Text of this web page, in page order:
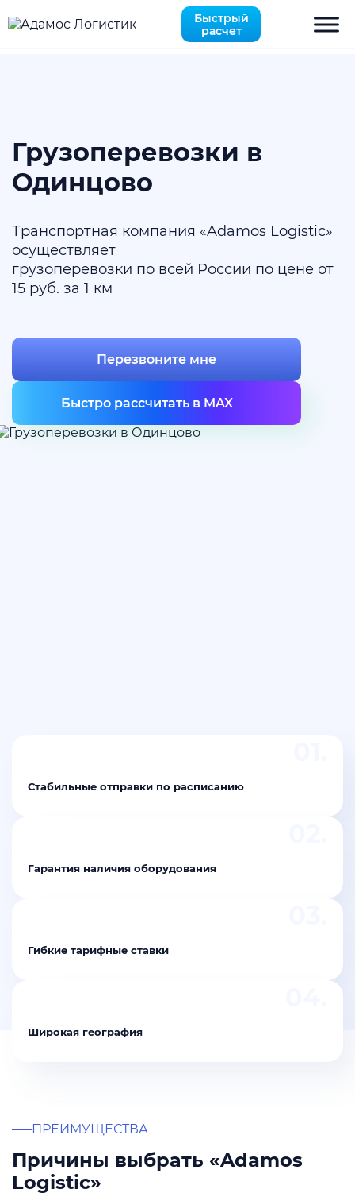
Быстрый
расчет
Грузоперевозки в
Одинцово
Транспортная компания «Adamos Logistic»
осуществляет
грузоперевозки по всей России по цене от
15 руб. за 1 км
Перезвоните мне
Быстро рассчитать в MAX
Стабильные отправки по расписанию
Гарантия наличия оборудования
Гибкие тарифные ставки
Широкая география
ПРЕИМУЩЕСТВА
Причины выбрать «Adamos
Logistic»
политикой конфиденциальности
Петербург
номеру и уточните стоимость
Или получите расчет
Telegram
MAX